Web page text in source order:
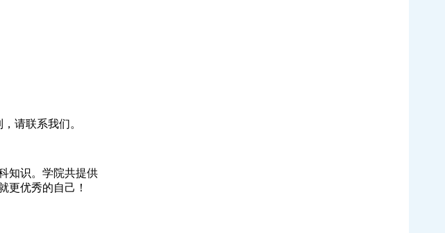
请联系我们。
知识。学院共提供
更优秀的自己！